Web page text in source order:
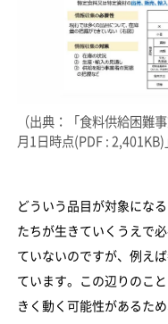
（出典：「食料供給困難
月1日時点(PDF :
どういう品目が対象にな
たちが生きていくうえで
ていないのですが、例え
ています。この辺りのこ
きく動く可能性があるた